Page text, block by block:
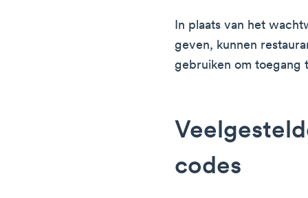
In plaats van het
geven, kunnen
gebruiken om toegang
codes